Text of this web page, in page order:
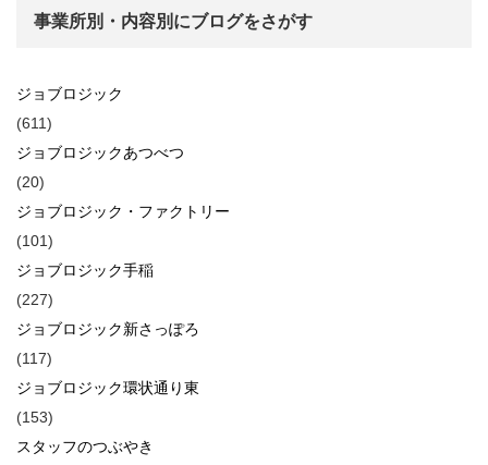
事業所別・内容別にブログをさがす
ジョブロジック
(611)
ジョブロジックあつべつ
(20)
ジョブロジック・ファクトリー
(101)
ジョブロジック手稲
(227)
ジョブロジック新さっぽろ
(117)
ジョブロジック環状通り東
(153)
スタッフのつぶやき